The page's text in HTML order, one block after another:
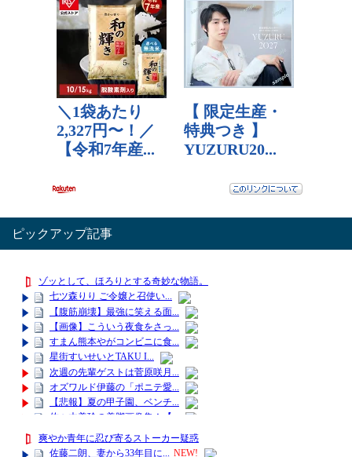
ピックアップ記事